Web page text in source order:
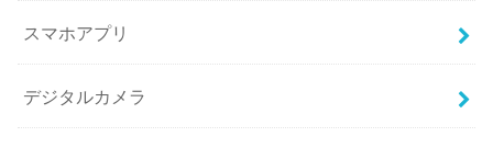
スマホアプリ
デジタルカメラ